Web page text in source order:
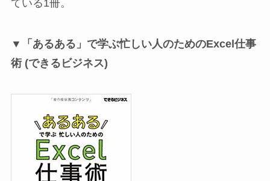
ている1冊。
▼「あるある」で学ぶ忙しい人のためのExcel仕事
術 (できるビジネス)